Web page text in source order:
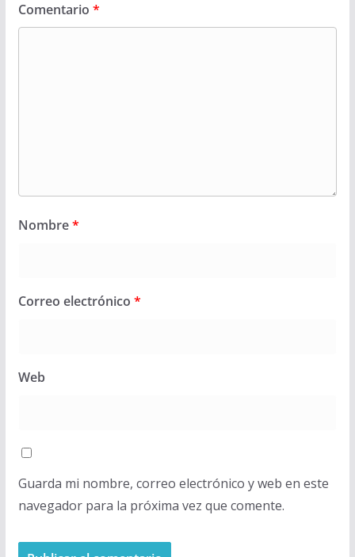
Comentario *
Nombre*
Correo electrónico *
Web
Guarda mi nombre, correo electrónico y web en este
navegador para la próxima vez que comente.